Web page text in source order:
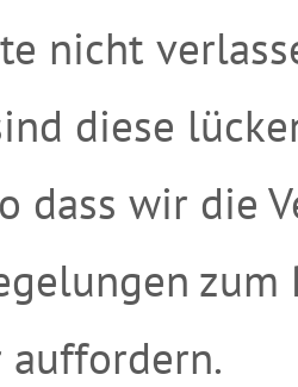
nicht
diese
dass wir die
zum